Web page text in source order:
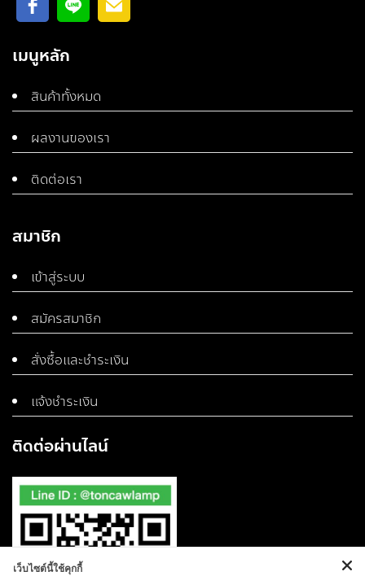
เมนูหลัก
สินค้าทั้งหมด
ผลงานของเรา
ติดต่อเรา
สมาชิก
เข้าสู่ระบบ
สมัครสมาชิก
สั่งซื้อและชำระเงิน
แจ้งชำระเงิน
ติดต่อผ่านไลน์
เว็บไซต์นี้ใช้คุกกี้